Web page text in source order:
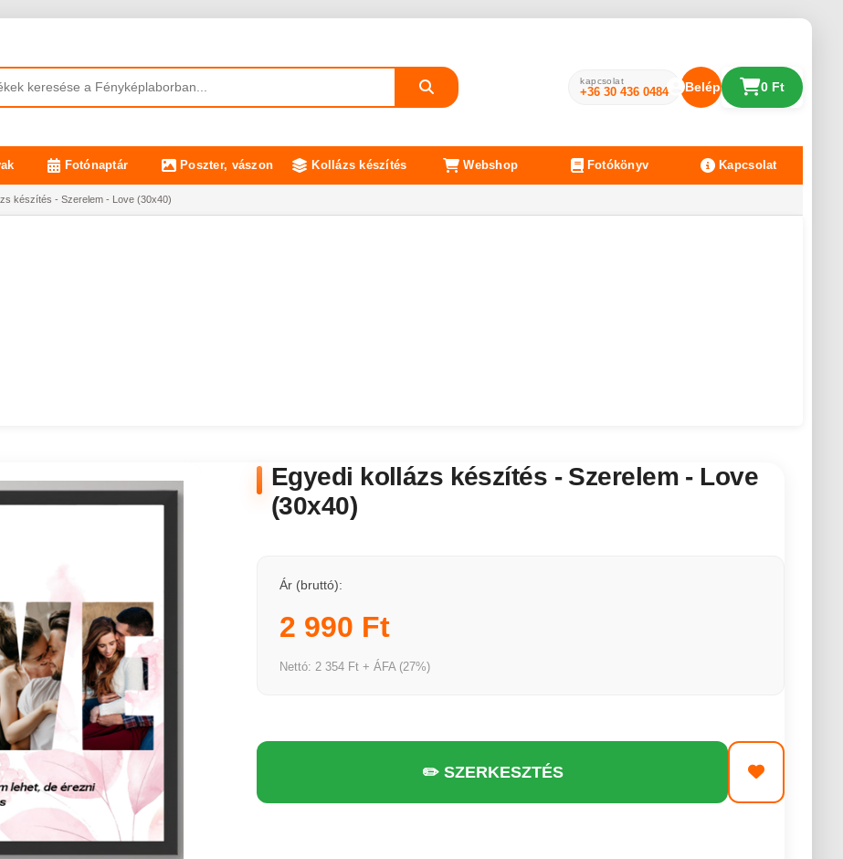
kapcsolat
+36 30 436 0484 Belépés 0 Ft
Fotónaptár Poszter, vászon Kollázs készítés Webshop Fotókönyv Kapcsolat
készítés - Szerelem - Love (30x40)
Egyedi kollázs készítés - Szerelem - Love
(30x40)
Ár (bruttó):
2 990 Ft
Nettó: 2 354 Ft + ÁFA (27%)
✏️ SZERKESZTÉS